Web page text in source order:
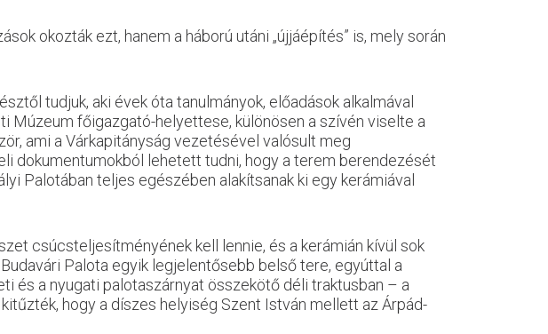
okozták ezt, hanem a háború utáni „újjáépítés” is, mely során
tudjuk, aki évek óta tanulmányok, előadások alkalmával
főigazgató-helyettese, különösen a szívén viselte a
ami a Várkapitányság vezetésével valósult meg
dokumentumokból lehetett tudni, hogy a terem berendezését
Palotában teljes egészében alakítsanak ki egy kerámiával
csúcsteljesítményének kell lennie, és a kerámián kívül sok
Palota egyik legjelentősebb belső tere, egyúttal a
és a nyugati palotaszárnyat összekötő déli traktusban – a
hogy a díszes helyiség Szent István mellett az Árpád-